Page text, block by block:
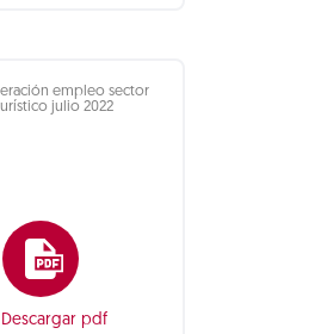
empleo sector
julio 2022
Descargar pdf